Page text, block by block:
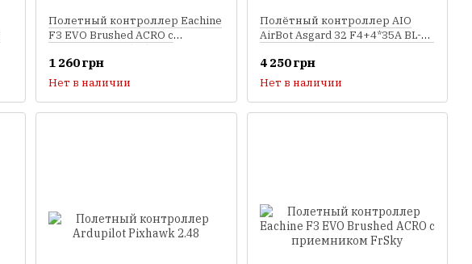
Полетный контроллер Eachine
F3 EVO Brushed ACRO с
приемником FlySky
1 260 грн
Нет в наличии
Полётный контроллер AIO
AirBot Asgard 32 F4+4*35A BL-32
4 250 грн
Нет в наличии